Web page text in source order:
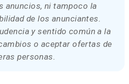
anuncios, ni tampoco la
de los anunciantes.
y sentido común a la
o aceptar ofertas de
personas.